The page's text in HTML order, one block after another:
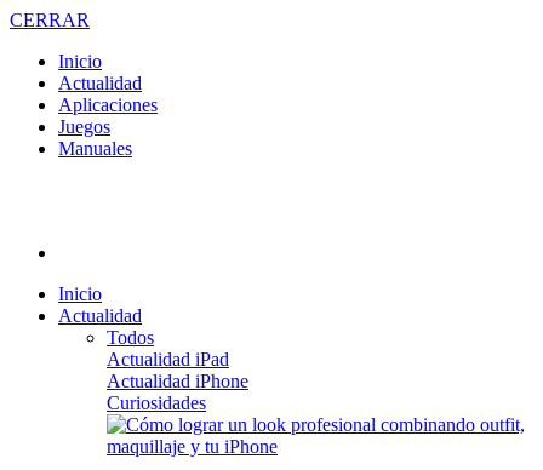
CERRAR
Inicio
Actualidad
Aplicaciones
Juegos
Manuales
Inicio
Actualidad
Todos
Actualidad iPad
Actualidad iPhone
Curiosidades